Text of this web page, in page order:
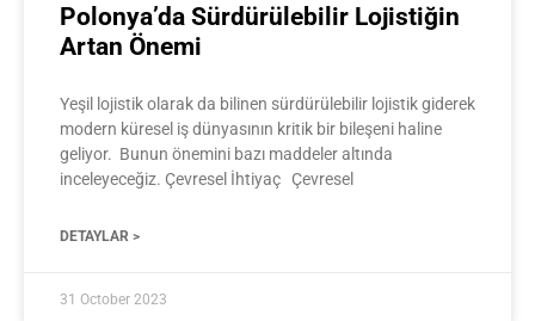
Polonya’da Sürdürülebilir Lojistiğin
Artan Önemi
Yeşil lojistik olarak da bilinen sürdürülebilir lojistik giderek
modern küresel iş dünyasının kritik bir bileşeni haline
geliyor. Bunun önemini bazı maddeler altında
inceleyeceğiz. Çevresel İhtiyaç Çevresel
DETAYLAR >
31 October 2023